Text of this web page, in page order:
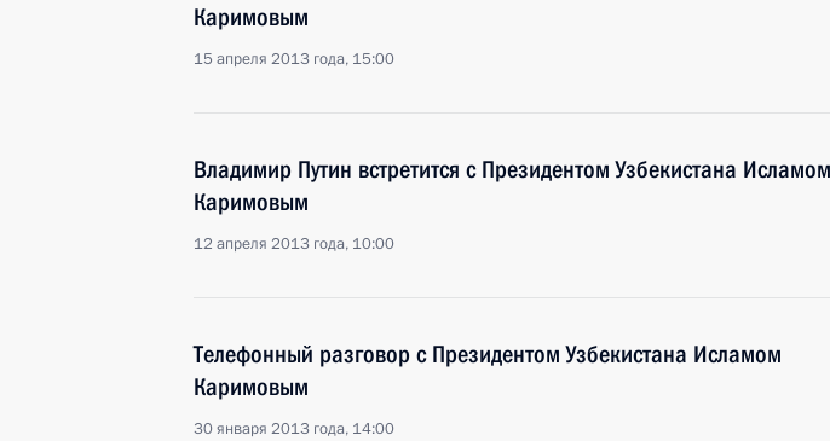
Каримовым
15 апреля 2013 года, 15:00
Владимир Путин встретится с Президентом Узбекистана Исламом
Каримовым
12 апреля 2013 года, 10:00
Телефонный разговор с Президентом Узбекистана Исламом
Каримовым
30 января 2013 года, 14:00